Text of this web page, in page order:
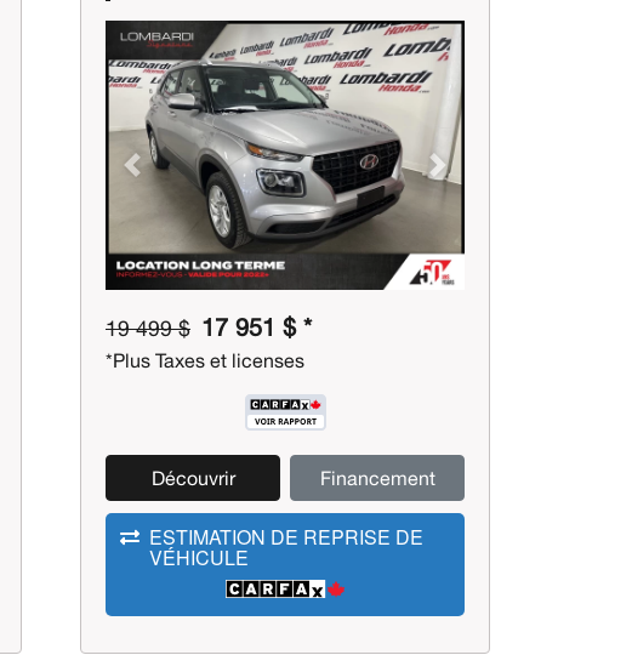
Previous Next
19 499 $ 17 951 $ *
*Plus Taxes et licenses
Découvrir Financement
ESTIMATION DE REPRISE DE
VÉHICULE